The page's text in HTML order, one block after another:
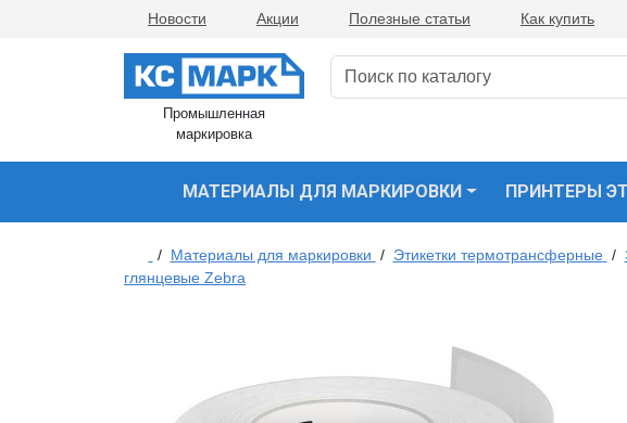
Новости Акции Полезные статьи Как купить
Промышленная
маркировка
МАТЕРИАЛЫ ДЛЯ МАРКИРОВКИ ПРИНТЕРЫ
/ Материалы для маркировки / Этикетки термотрансферные /
глянцевые Zebra